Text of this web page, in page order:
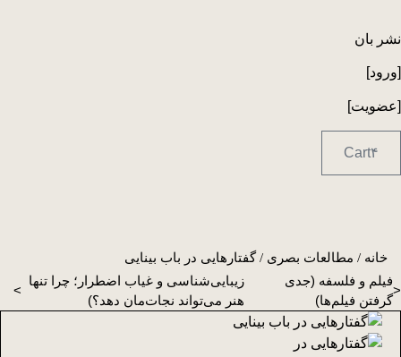
content
نشر بان
[ورود]
[عضویت]
۴Cart
خانه / مطالعات بصری / گفتارهایی در باب بینایی
<
فیلم و فلسفه (جدی
گرفتن فیلم‌ها)
زیبایی‌شناسی و غیاب اضطرار؛ چرا تنها
هنر می‌تواند نجات‌مان دهد؟)
>